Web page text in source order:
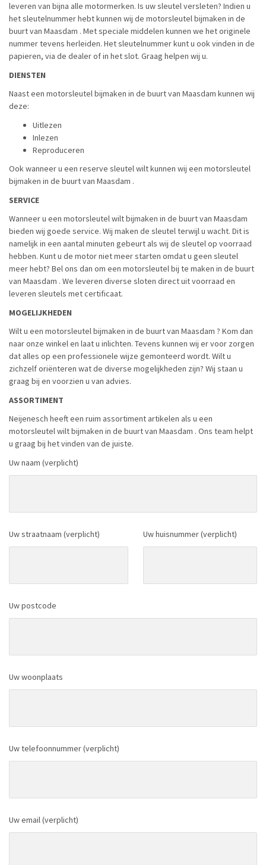
leveren van bijna alle motormerken. Is uw sleutel versleten? Indien u
het sleutelnummer hebt kunnen wij de motorsleutel bijmaken in de
buurt van Maasdam . Met speciale middelen kunnen we het originele
nummer tevens herleiden. Het sleutelnummer kunt u ook vinden in de
papieren, via de dealer of in het slot. Graag helpen wij u.
DIENSTEN
Naast een motorsleutel bijmaken in de buurt van Maasdam kunnen wij
deze:
Uitlezen
Inlezen
Reproduceren
Ook wanneer u een reserve sleutel wilt kunnen wij een motorsleutel
bijmaken in de buurt van Maasdam .
SERVICE
Wanneer u een motorsleutel wilt bijmaken in de buurt van Maasdam
bieden wij goede service. Wij maken de sleutel terwijl u wacht. Dit is
namelijk in een aantal minuten gebeurt als wij de sleutel op voorraad
hebben. Kunt u de motor niet meer starten omdat u geen sleutel
meer hebt? Bel ons dan om een motorsleutel bij te maken in de buurt
van Maasdam . We leveren diverse sloten direct uit voorraad en
leveren sleutels met certificaat.
MOGELIJKHEDEN
Wilt u een motorsleutel bijmaken in de buurt van Maasdam ? Kom dan
naar onze winkel en laat u inlichten. Tevens kunnen wij er voor zorgen
dat alles op een professionele wijze gemonteerd wordt. Wilt u
zichzelf oriënteren wat de diverse mogelijkheden zijn? Wij staan u
graag bij en voorzien u van advies.
ASSORTIMENT
Neijenesch heeft een ruim assortiment artikelen als u een
motorsleutel wilt bijmaken in de buurt van Maasdam . Ons team helpt
u graag bij het vinden van de juiste.
Uw naam (verplicht)
Uw straatnaam (verplicht) Uw huisnummer (verplicht)
Uw postcode
Uw woonplaats
Uw telefoonnummer (verplicht)
Uw email (verplicht)